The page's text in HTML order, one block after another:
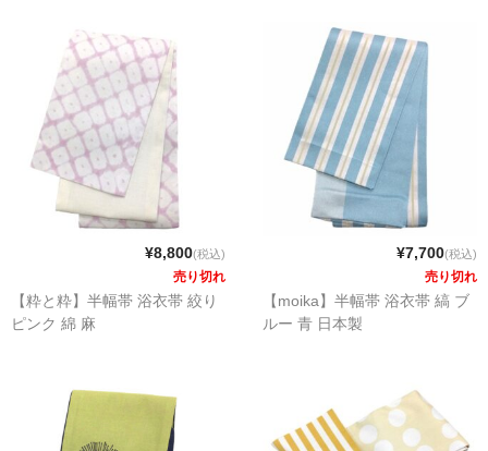
¥8,800(税込)
売り切れ
【粋と粋】半幅帯 浴衣帯 絞り
ピンク 綿 麻
¥7,700(税込)
売り切れ
【moika】半幅帯 浴衣帯 縞 ブ
ルー 青 日本製